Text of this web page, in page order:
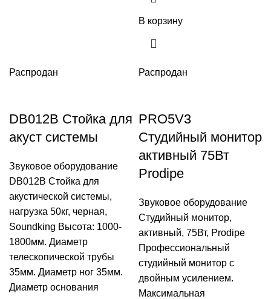
В корзину
Распродан
DB012B Стойка для
акуст системы
Звуковое оборудование
DB012B Стойка для
акустической системы,
нагрузка 50кг, черная,
Soundking Высота: 1000-
1800мм. Диаметр
телескопической трубы
35мм. Диаметр ног 35мм.
Диаметр основания
Распродан
PRO5V3
Студийный монитор
активный 75Вт
Prodipe
Звуковое оборудование
Студийный монитор,
активный, 75Вт, Prodipe
Профессиональный
студийный монитор с
двойным усилением.
Максимальная